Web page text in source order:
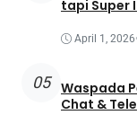
tapi Super
April 1, 2026•
05 Waspada
Chat &